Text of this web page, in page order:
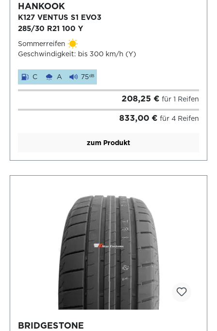
HANKOOK
K127 VENTUS S1 EVO3
285/30 R21 100 Y
Sommerreifen
Geschwindigkeit: bis 300 km/h (Y)
C A 75dB
208,25 € für 1 Reifen
833,00 € für 4 Reifen
zum Produkt
BRIDGESTONE